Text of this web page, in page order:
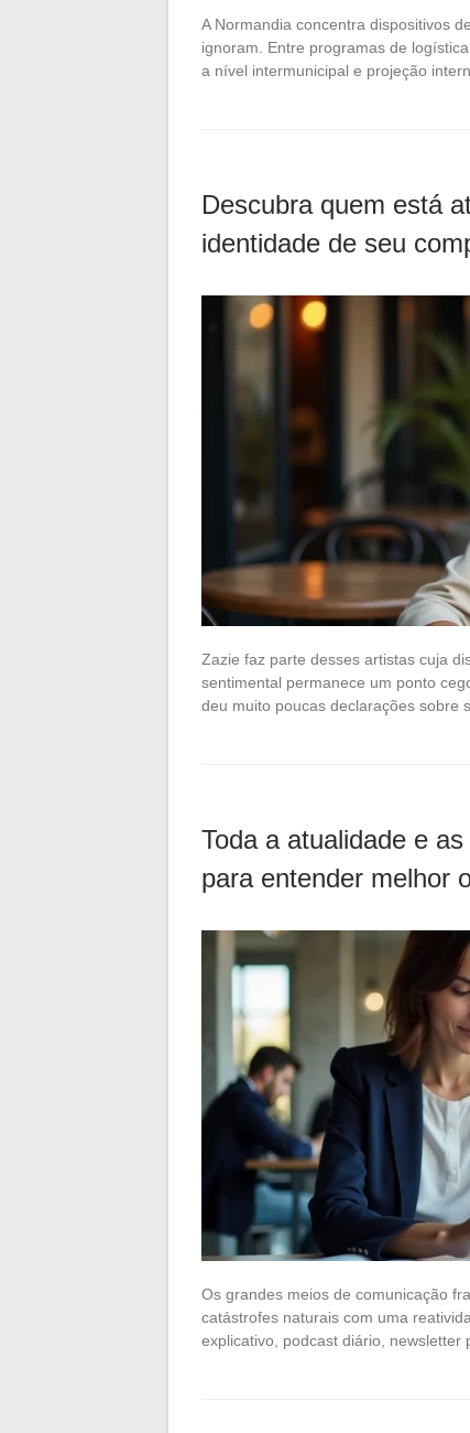
A Normandia concentra dispositivos
ignoram. Entre programas de
a nível intermunicipal e projeção
Descubra quem está
identidade de seu
Zazie faz parte desses artistas cuja
sentimental permanece um ponto
deu muito poucas declarações sobre
Toda a atualidade e
para entender melhor
Os grandes meios de comunicação
catástrofes naturais com uma
explicativo, podcast diário, newsletter